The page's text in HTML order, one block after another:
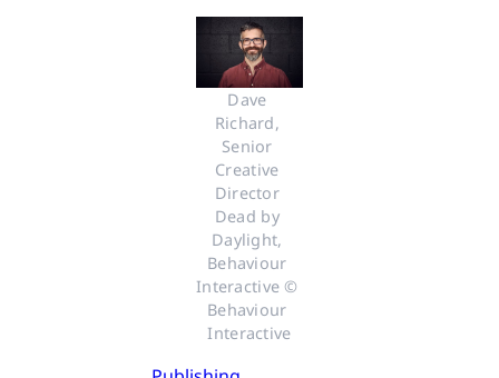
Dave
Richard,
Senior
Creative
Director
Dead by
Daylight,
Behaviour
Interactive ©
Behaviour
Interactive